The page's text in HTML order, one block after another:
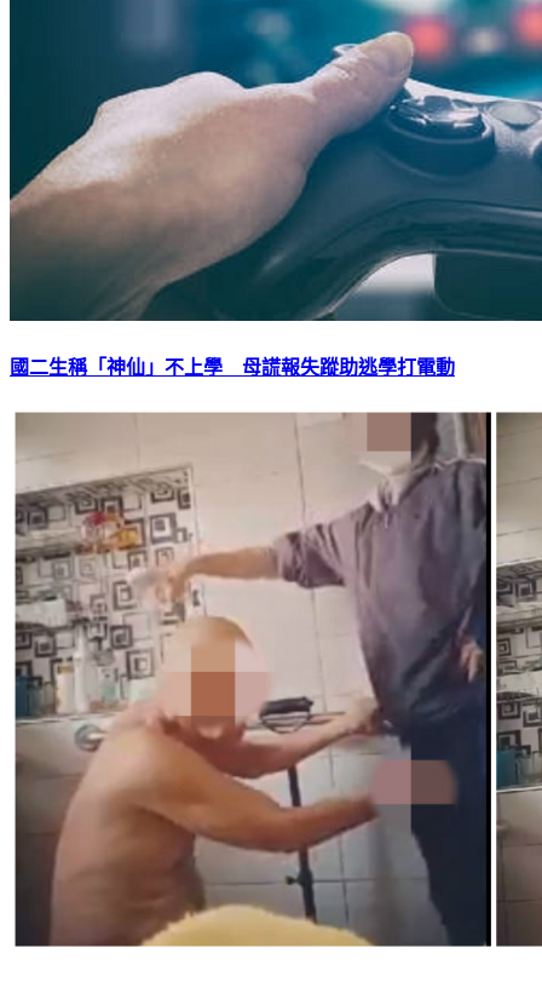
國二生稱「神仙」不上學 母謊報失蹤助逃學打電動